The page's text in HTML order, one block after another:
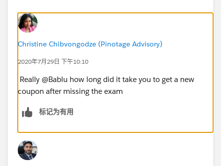
Christine Chibvongodze (Pinotage Advisory)
2020年7月29日 下午10:10
Really @Bablu how long did it take you to get a new
coupon after missing the exam
标记为有用